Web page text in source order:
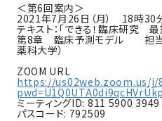
＜第6回案内＞
2021年7月26日（月） 18時30
テキスト：「できる！臨床研究
第8章 臨床予測モデル 担当
薬科⼤学）
ZOOM URL
https://us02web.zoom.us/j/
ミーティングID: 811 5900 3949
パスコード: 792509